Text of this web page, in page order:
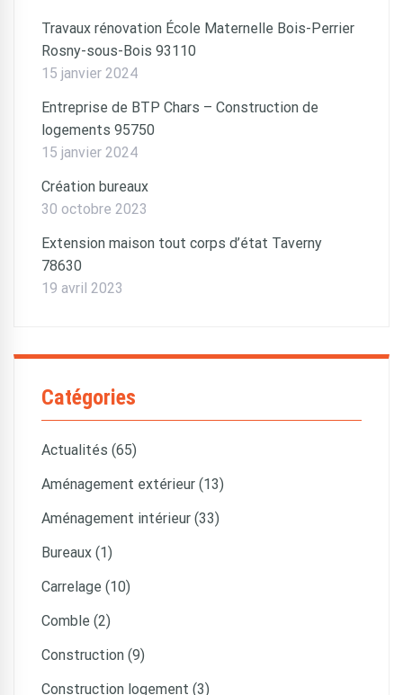
Travaux rénovation École Maternelle Bois-Perrier
Rosny-sous-Bois 93110
15 janvier 2024
Entreprise de BTP Chars – Construction de
logements 95750
15 janvier 2024
Création bureaux
30 octobre 2023
Extension maison tout corps d’état Taverny
78630
19 avril 2023
Catégories
Actualités (65)
Aménagement extérieur (13)
Aménagement intérieur (33)
Bureaux (1)
Carrelage (10)
Comble (2)
Construction (9)
Construction logement (3)